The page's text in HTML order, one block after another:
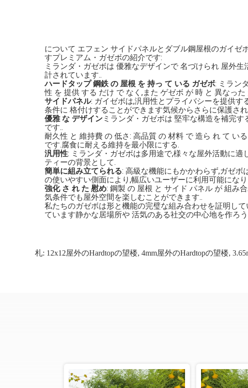
について エフェン サイドパネルとダブル鋼屋根のガイゼ
すプレミアム・ガゼボの紹介です:
ミランダ・ガゼボは 優雅なデザインで 名づけられ 屋外
計されています..
ハードタップ 鋼鉄 の 屋根 を 持っ て いる ガゼボ: ミラン
性 を 提供 する だけ で なく,また ゲゼボ が 時 と 異なっ
サイドパネル: ガイゼボは,汎用性とプライバシーを提供
条件に 格付けすることができます気候からさらに保護さ
優雅 な デザイン ミランダ・ガゼボは 堅牢な構造を補完
です..
耐久性 と 維持費 の 低さ: 高品質 の 材料 で 造ら れ て い
です.腐食に耐える維持を最小限にする.
汎用性: ミランダ・ガゼボは多用途で,様々な屋外活動に
ティーの背景として.
簡単に組み立てられる: 高級な機能にもかかわらず,ガゼ
の使いやすい側面により,幅広いユーザーに利用可能にな
強化 さ れ た 慰め: 鋼製 の 屋根 と サイド パネル が 組み
気条件でも屋外空間を楽しむことができます..
私たちのガゼボは形と機能の完璧な組み合わせを証明し
ています静かな居場所や 活気のある社交の中心地を作ろ
札: 12x12屋外のHardtopの望楼, 4mm屋外のHardtopの望楼,